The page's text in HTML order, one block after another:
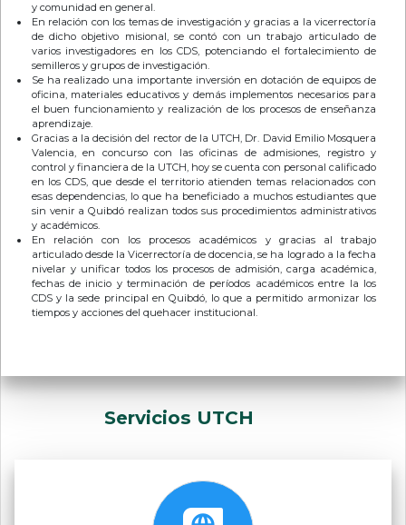
y comunidad en general.
En relación con los temas de investigación y gracias a la vicerrectoría
de dicho objetivo misional, se contó con un trabajo articulado de
varios investigadores en los CDS, potenciando el fortalecimiento de
semilleros y grupos de investigación.
Se ha realizado una importante inversión en dotación de equipos de
oficina, materiales educativos y demás implementos necesarios para
el buen funcionamiento y realización de los procesos de enseñanza
aprendizaje.
Gracias a la decisión del rector de la UTCH, Dr. David Emilio Mosquera
Valencia, en concurso con las oficinas de admisiones, registro y
control y financiera de la UTCH, hoy se cuenta con personal calificado
en los CDS, que desde el territorio atienden temas relacionados con
esas dependencias, lo que ha beneficiado a muchos estudiantes que
sin venir a Quibdó realizan todos sus procedimientos administrativos
y académicos.
En relación con los procesos académicos y gracias al trabajo
articulado desde la Vicerrectoría de docencia, se ha logrado a la fecha
nivelar y unificar todos los procesos de admisión, carga académica,
fechas de inicio y terminación de períodos académicos entre la los
CDS y la sede principal en Quibdó, lo que a permitido armonizar los
tiempos y acciones del quehacer institucional.
Servicios UTCH